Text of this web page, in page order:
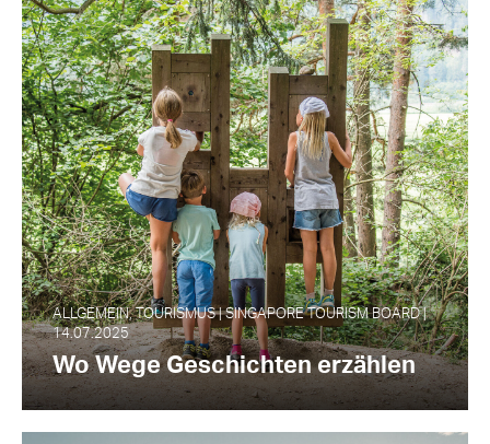
ALLGEMEIN, TOURISMUS | SINGAPORE TOURISM BOARD |
14.07.2025
Wo Wege Geschichten erzählen